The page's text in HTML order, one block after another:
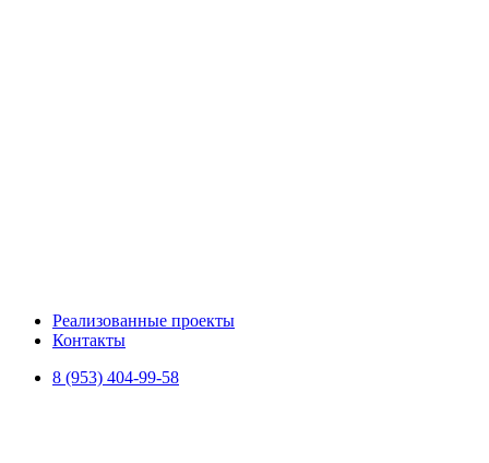
Реализованные проекты
Контакты
8 (953) 404-99-58